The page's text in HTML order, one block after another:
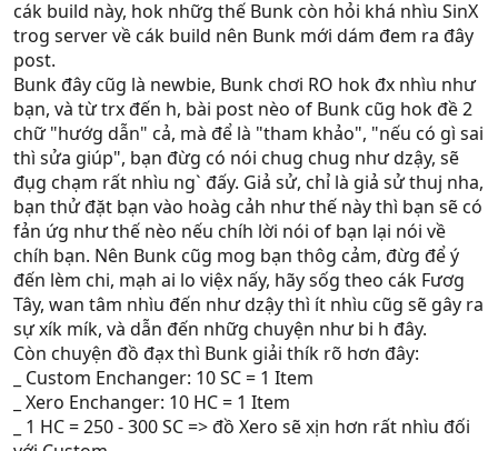
cák build này, hok nhữg thế Bunk còn hỏi khá nhìu SinX
trog server về cák build nên Bunk mới dám đem ra đây
post.
Bunk đây cũg là newbie, Bunk chơi RO hok đx nhìu như
bạn, và từ trx đến h, bài post nèo of Bunk cũg hok đề 2
chữ "hướg dẫn" cả, mà để là "tham khảo", "nếu có gì sai
thì sửa giúp", bạn đừg có nói chug chug như dzậy, sẽ
đụg chạm rất nhìu ng` đấy. Giả sử, chỉ là giả sử thuj nha,
bạn thử đặt bạn vào hoàg cảh như thế này thì bạn sẽ có
fản ứg như thế nèo nếu chíh lời nói of bạn lại nói về
chíh bạn. Nên Bunk cũg mog bạn thôg cảm, đừg để ý
đến lèm chi, mạh ai lo việx nấy, hãy sốg theo cák Fươg
Tây, wan tâm nhìu đến như dzậy thì ít nhìu cũg sẽ gây ra
sự xík mík, và dẫn đến nhữg chuyện như bi h đây.
Còn chuyện đồ đạx thì Bunk giải thík rõ hơn đây:
_ Custom Enchanger: 10 SC = 1 Item
_ Xero Enchanger: 10 HC = 1 Item
_ 1 HC = 250 - 300 SC => đồ Xero sẽ xịn hơn rất nhìu đối